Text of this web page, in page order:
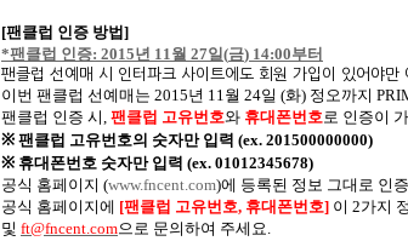
[팬클럽 인증 방법 ]
*팬클럽 인증: 2015년 11월 27일(금) 14:00부터
팬클럽 선예매 시 인터파크 사이트에도 회원 가입이 있어야만
이번 팬클럽 선예매는 2015년 11월 24일 (화) 정오까지
팬클럽 인증 시, 팬클럽 고유번호와 휴대폰번호로 인증이
※ 팬클럽 고유번호의 숫자만 입력 (ex. 201500000000)
※ 휴대폰번호 숫자만 입력 (ex. 01012345678)
공식 홈페이지 (www.fncent.com)에 등록된 정보 그대로 인
공식 홈페이지에 [팬클럽 고유번호, 휴대폰번호] 이 2가지
및 ft@fncent.com으로 문의하여 주세요.